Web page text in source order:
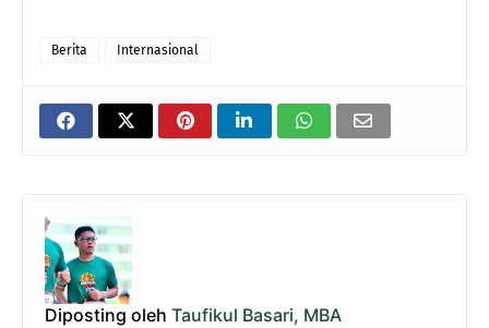
Berita Internasional
Diposting oleh Taufikul Basari, MBA